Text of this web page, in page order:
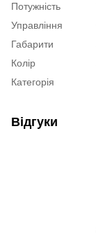
Потужність
Управління
Габарити
Колір
Категорія
Відгуки